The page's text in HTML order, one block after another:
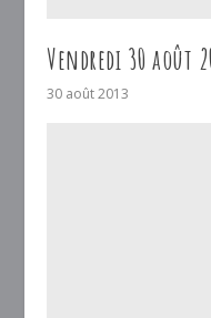
Vendredi 30 août
30 août 2013